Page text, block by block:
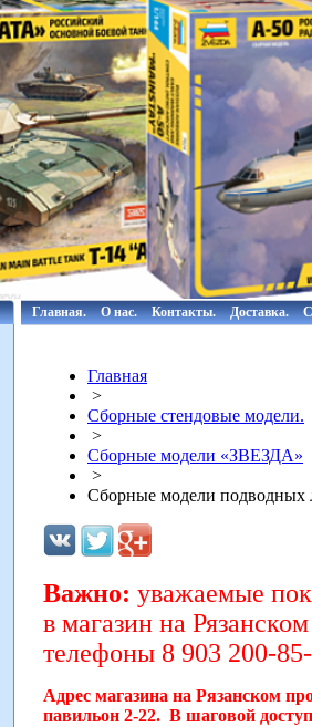
Главная. О нас. Контакты. Доставка.
Главная
>
Сборные стендовые модели.
>
Сборные модели «ЗВЕЗДА»
>
Сборные модели
Важно: уважаемые
в магазин на
телефоны 8 903 200-
Адрес магазина на Рязанском
павильон 2-22. В шаговой